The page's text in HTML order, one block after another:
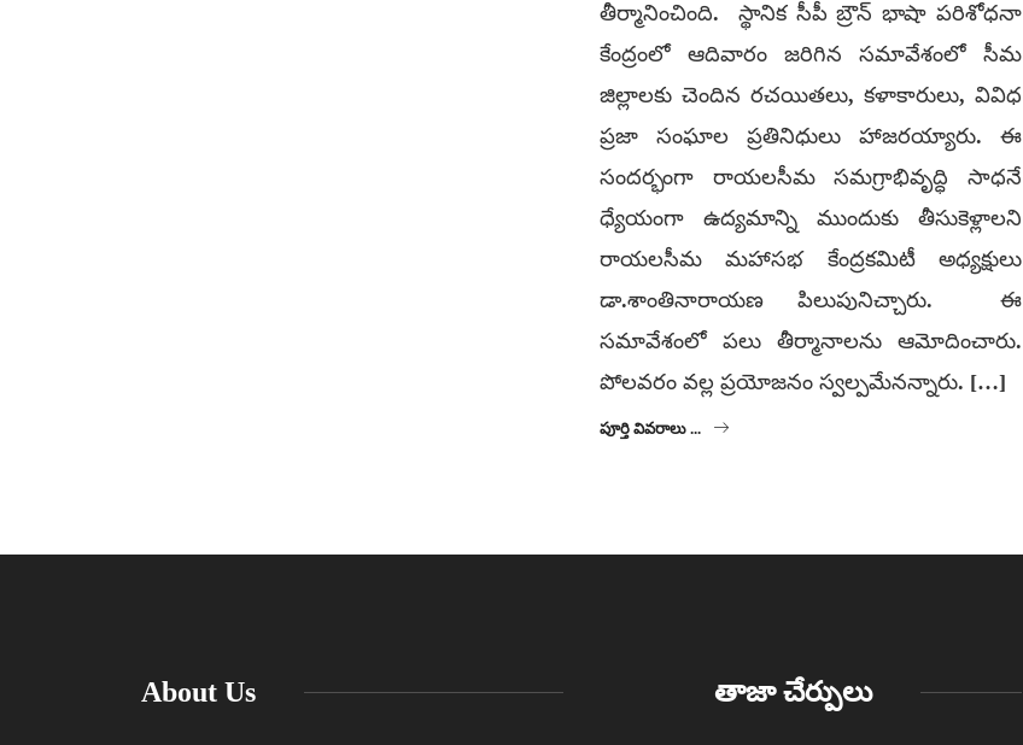
తీర్మానించింది. స్థానిక సీపీ బ్రౌన్ భాషా పరిశోధనా
కేంద్రంలో ఆదివారం జరిగిన సమావేశంలో సీమ
జిల్లాలకు చెందిన రచయితలు, కళాకారులు, వివిధ
ప్రజా సంఘాల ప్రతినిధులు హాజరయ్యారు. ఈ
సందర్భంగా రాయలసీమ సమగ్రాభివృద్ధి సాధనే
ధ్యేయంగా ఉద్యమాన్ని ముందుకు తీసుకెళ్లాలని
రాయలసీమ మహాసభ కేంద్రకమిటీ అధ్యక్షులు
డా.శాంతినారాయణ పిలుపునిచ్చారు. ఈ
సమావేశంలో పలు తీర్మానాలను ఆమోదించారు.
పోలవరం వల్ల ప్రయోజనం స్వల్పమేనన్నారు. […]
పూర్తి వివరాలు ...
About Us తాజా చేర్పులు